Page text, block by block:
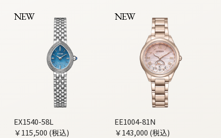
NEW
EX1540-58L
￥115,500 (税込)
NEW
EE1004-81N
￥143,000 (税込)